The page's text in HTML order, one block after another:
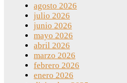
agosto 2026
julio 2026
junio 2026
mayo 2026
abril 2026
marzo 2026
febrero 2026
enero 2026